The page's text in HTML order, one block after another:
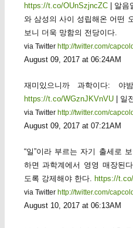
https://t.co/OUnSzjncZC| 알음
와 삼성의 사이 성립해온 어떤
보니 더욱 망함의 전당이다.
via Twitter http://twitter.com/
August 09, 2017 at 06:24AM
재미있으니까 과학이다: 야
https://t.co/WGznJKVnVU| 일
via Twitter http://twitter.com/
August 09, 2017 at 07:21AM
“일”이라 부르는 자기 출세로
하면 과학계에서 영영 매장된
도록 강제해야 한다. https://
via Twitter http://twitter.com/
August 10, 2017 at 06:13AM